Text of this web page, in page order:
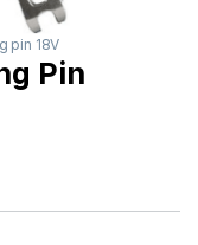
pin 18V
Pin